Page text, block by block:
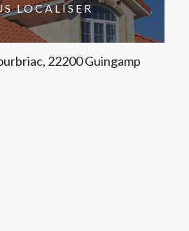
LOCALISER
22200 Guingamp